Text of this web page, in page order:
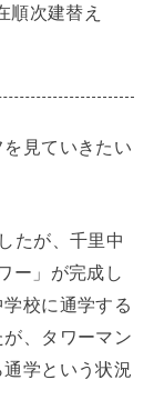
順次建替え
見ていきたい
たが、千里中
ー」が完成し
校に通学する
、タワーマン
学という状況